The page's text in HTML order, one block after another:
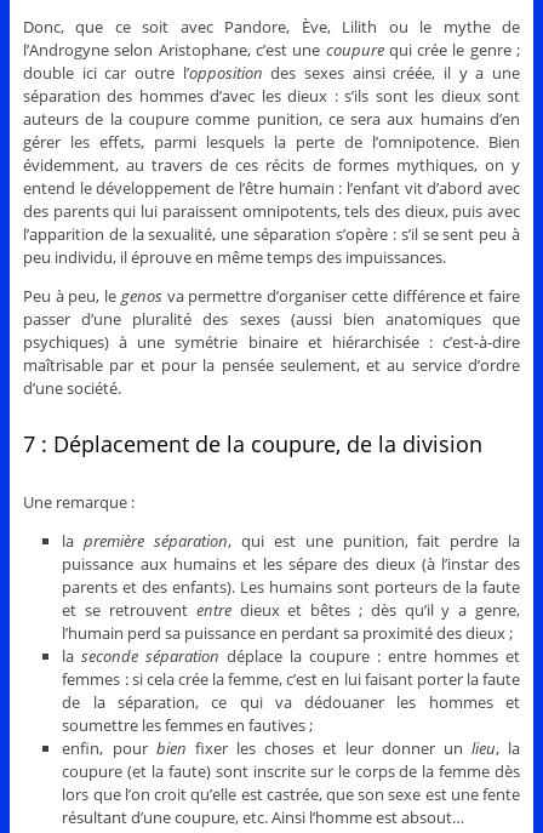
Donc, que ce soit avec Pandore, Ève, Lilith ou le mythe de
l’Androgyne selon Aristophane, c’est une coupurequi crée le genre ;
double ici car outre l’opposition des sexes ainsi créée, il y a une
séparation des hommes d’avec les dieux : s’ils sont les dieux sont
auteurs de la coupure comme punition, ce sera aux humains d’en
gérer les effets, parmi lesquels la perte de l’omnipotence. Bien
évidemment, au travers de ces récits de formes mythiques, on y
entend le développement de l’être humain : l’enfant vit d’abord avec
des parents qui lui paraissent omnipotents, tels des dieux, puis avec
l’apparition de la sexualité, une séparation s’opère : s’il se sent peu à
peu individu, il éprouve en même temps des impuissances.
Peu à peu, le genosva permettre d’organiser cette différence et faire
passer d’une pluralité des sexes (aussi bien anatomiques que
psychiques) à une symétrie binaire et hiérarchisée : c’est-à-dire
maîtrisable par et pour la pensée seulement, et au service d’ordre
d’une société.
7 : Déplacement de la coupure, de la division
Une remarque :
lapremière séparation, qui est une punition, fait perdre la
puissance aux humains et les sépare des dieux (à l’instar des
parents et des enfants). Les humains sont porteurs de la faute
et se retrouvent entredieux et bêtes ; dès qu’il y a genre,
l’humain perd sa puissance en perdant sa proximité des dieux ;
laseconde séparation déplace la coupure : entre hommes et
femmes : si cela crée la femme, c’est en lui faisant porter la faute
de la séparation, ce qui va dédouaner les hommes et
soumettre les femmes en fautives ;
enfin, pour bien fixer les choses et leur donner un lieu, la
coupure (et la faute) sont inscrite sur le corps de la femme dès
lors que l’on croit qu’elle est castrée, que son sexe est une fente
résultant d’une coupure, etc. Ainsi l’homme est absout…